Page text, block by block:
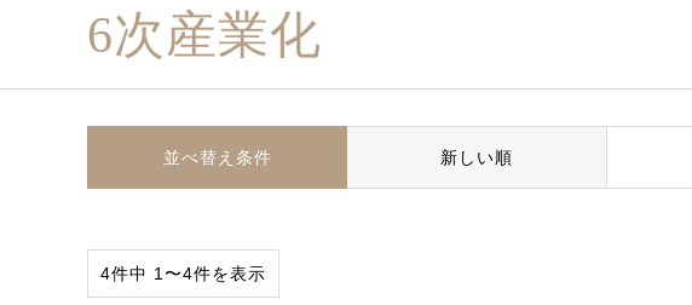
6次産業化
並べ替え条件 新しい順
4件中 1〜4件を表示